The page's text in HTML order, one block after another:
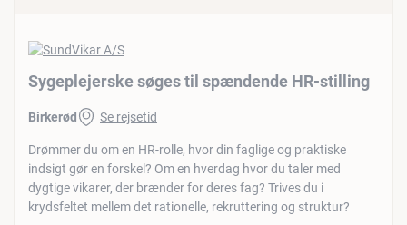
Sygeplejerske søges til spændende HR-stilling
Birkerød Se rejsetid
Drømmer du om en HR-rolle, hvor din faglige og praktiske
indsigt gør en forskel? Om en hverdag hvor du taler med
dygtige vikarer, der brænder for deres fag? Trives du i
krydsfeltet mellem det rationelle, rekruttering og struktur?